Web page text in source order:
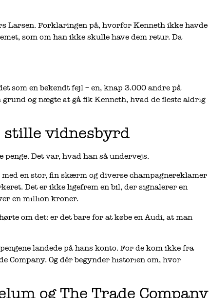
Larsen. Forklaringen på, hvorfor Kenneth ikke havde
som om han ikke skulle have dem retur. Da
som en bekendt fejl – en, knap 3.000 andre på
og nægte at gå fik Kenneth, hvad de fleste aldrig
stille vidnesbyrd
Det var, hvad han så undervejs.
en stor, fin skærm og diverse champagnereklamer
Det er ikke ligefrem en bil, der signalerer en
en million kroner.
om det: er det bare for at købe en Audi, at man
landede på hans konto. For de kom ikke fra
Company. Og dér begynder historien om, hvor
og The Trade Company